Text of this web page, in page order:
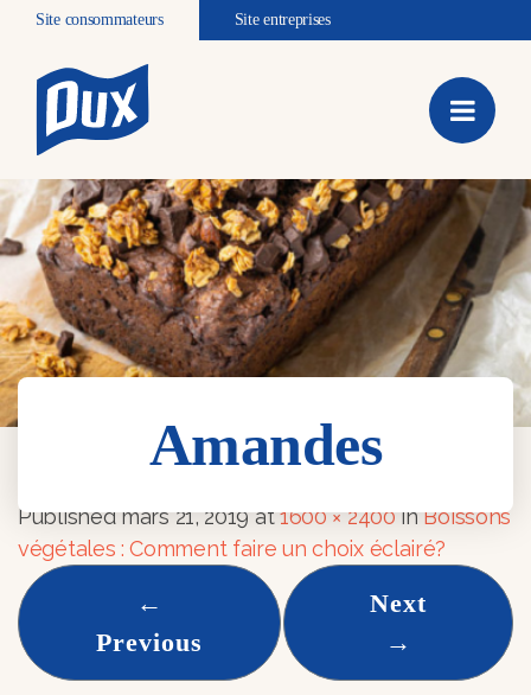
Site consommateurs Site entreprises
Amandes
Amandes
Publishedmars 21, 2019at1600 × 2400inBoissons
végétales : Comment faire un choix éclairé?
←
Previous
Next
→